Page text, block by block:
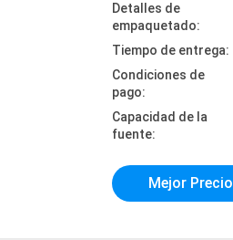
Detalles de
empaquetado:
Tiempo de entrega:
Condiciones de
pago:
Capacidad de la
fuente:
Mejor Precio